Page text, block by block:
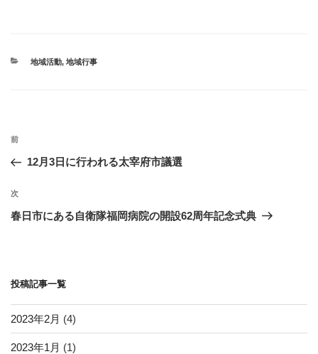
e
er n
カ
地域活動, 地域行事
投
ナ
ビ
ゲ
ン
過
去
投
稿
前
12月3日に行われる太宰府市議選
次
の
次
春日市にある自衛隊福岡病院の開設62周年記念式典
投稿記事一覧
2023年2月 (4)
2023年1月 (1)